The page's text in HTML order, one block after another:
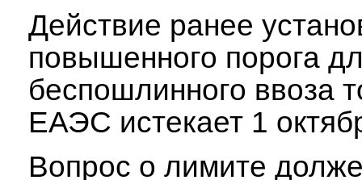
Действие ранее
повышенного порога
беспошлинного ввоза
ЕАЭС истекает 1
Вопрос о лимите